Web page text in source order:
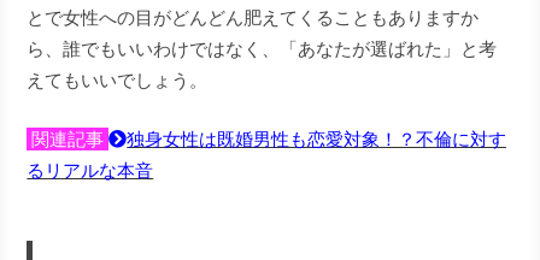
とで女性への目がどんどん肥えてくることもありますか
ら、誰でもいいわけではなく、「あなたが選ばれた」と考
えてもいいでしょう。
関連記事
独身女性は既婚男性も恋愛対象！？不倫に対す
るリアルな本音